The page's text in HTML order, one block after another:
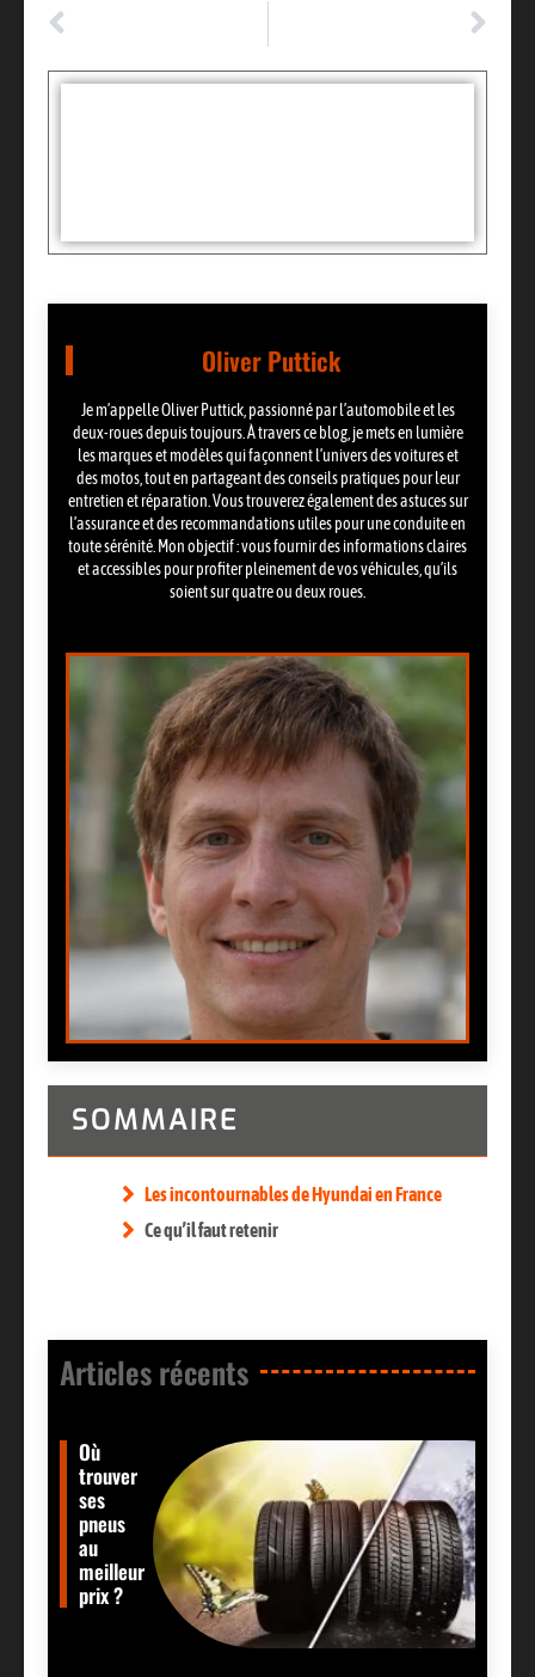
Oliver Puttick
Je m’appelle Oliver Puttick, passionné par l’automobile et les
deux-roues depuis toujours. À travers ce blog, je mets en lumière
les marques et modèles qui façonnent l’univers des voitures et
des motos, tout en partageant des conseils pratiques pour leur
entretien et réparation. Vous trouverez également des astuces sur
l’assurance et des recommandations utiles pour une conduite en
toute sérénité. Mon objectif : vous fournir des informations claires
et accessibles pour profiter pleinement de vos véhicules, qu’ils
soient sur quatre ou deux roues.
SOMMAIRE
Les incontournables de Hyundai en France
Ce qu’il faut retenir
Articles récents​
Où
trouver
ses
pneus
au
meilleur
prix ?